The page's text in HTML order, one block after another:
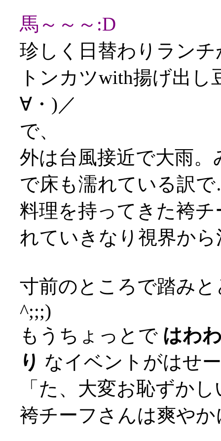
馬～～～:D
珍しく日替わりラン
トンカツwith揚げ出
∀・)／
で、
外は台風接近で大雨
で床も濡れている訳
料理を持ってきた袴
れていきなり視界か
寸前のところで踏み
^;;;)
もうちょっとで はわ
り なイベントがはせ
「た、大変お恥ずか
袴チーフさんは爽や